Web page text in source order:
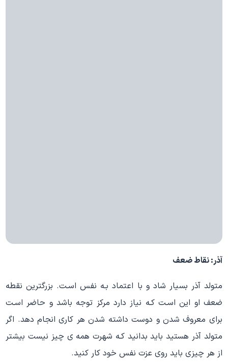
آذر: نقاط ضعف
متولد آذر بسیار شاد و با اعتماد بـه نفس اسـت. بزرگترین نقطه
ضعف او این اسـت کـه نیاز دارد مرکز توجه باشد و حاضر اسـت
برای معروف شدن و دوست داشته شدن هر کاری انجام دهد. اگر
متولد آذر هستید باید بدانید کـه شهرت همه ی چیز نیست بیشتر
از هر چیزی باید روی عزت نفس خود کار کنید.